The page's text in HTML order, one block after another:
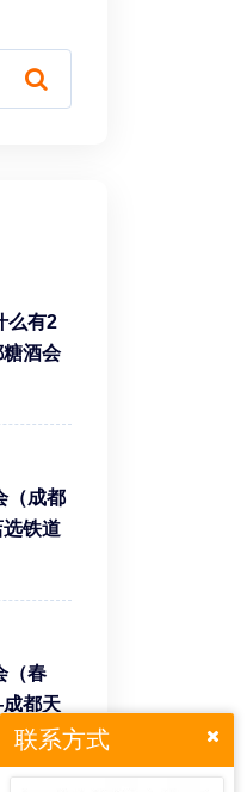
么有2
酒会
（成都
铁道
（春
都天
联系方式